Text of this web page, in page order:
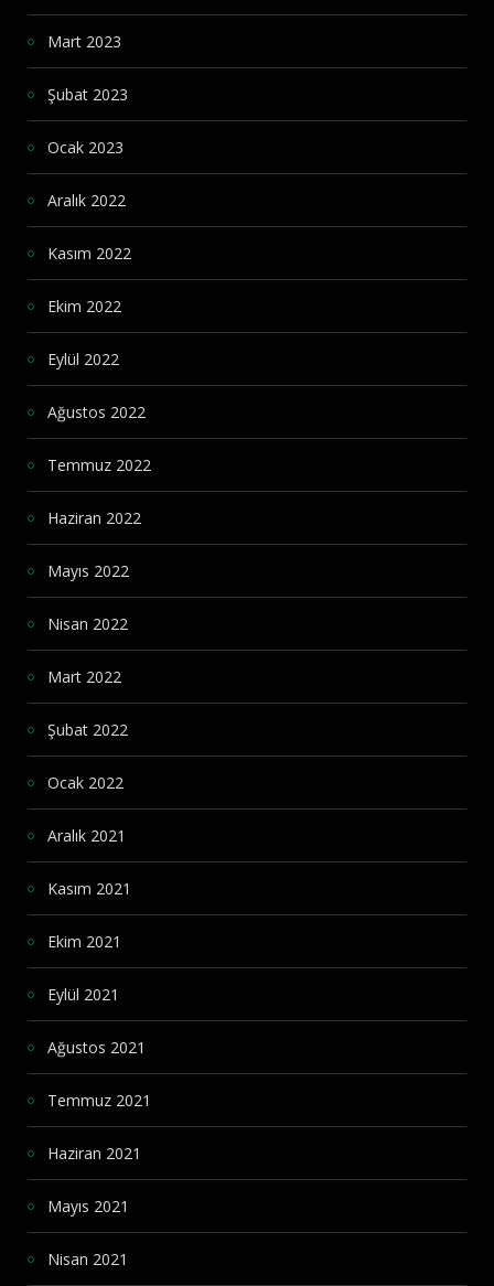
Mart 2023
Şubat 2023
Ocak 2023
Aralık 2022
Kasım 2022
Ekim 2022
Eylül 2022
Ağustos 2022
Temmuz 2022
Haziran 2022
Mayıs 2022
Nisan 2022
Mart 2022
Şubat 2022
Ocak 2022
Aralık 2021
Kasım 2021
Ekim 2021
Eylül 2021
Ağustos 2021
Temmuz 2021
Haziran 2021
Mayıs 2021
Nisan 2021